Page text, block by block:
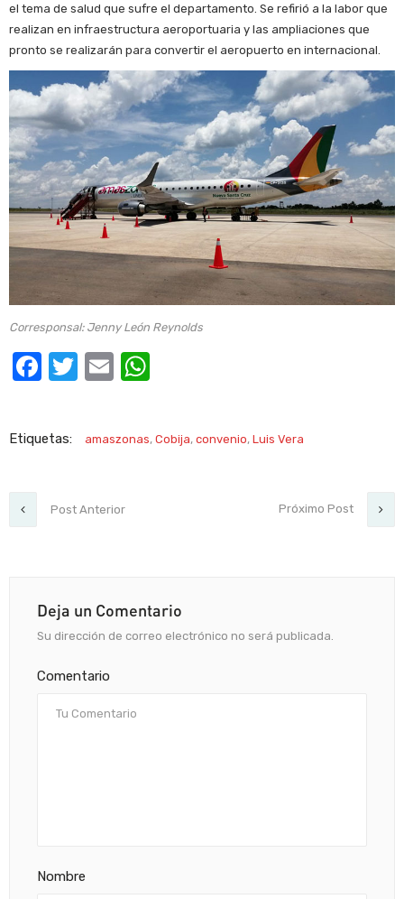
el tema de salud que sufre el departamento. Se refirió a la labor que
realizan en infraestructura aeroportuaria y las ampliaciones que
pronto se realizarán para convertir el aeropuerto en internacional.
Corresponsal: Jenny León Reynolds
Facebook
Twitter
Email
Etiquetas: amaszonas, Cobija, convenio, Luis Vera
Post Anterior Próximo Post
Deja un Comentario
Su dirección de correo electrónico no será publicada.
Comentario
Nombre